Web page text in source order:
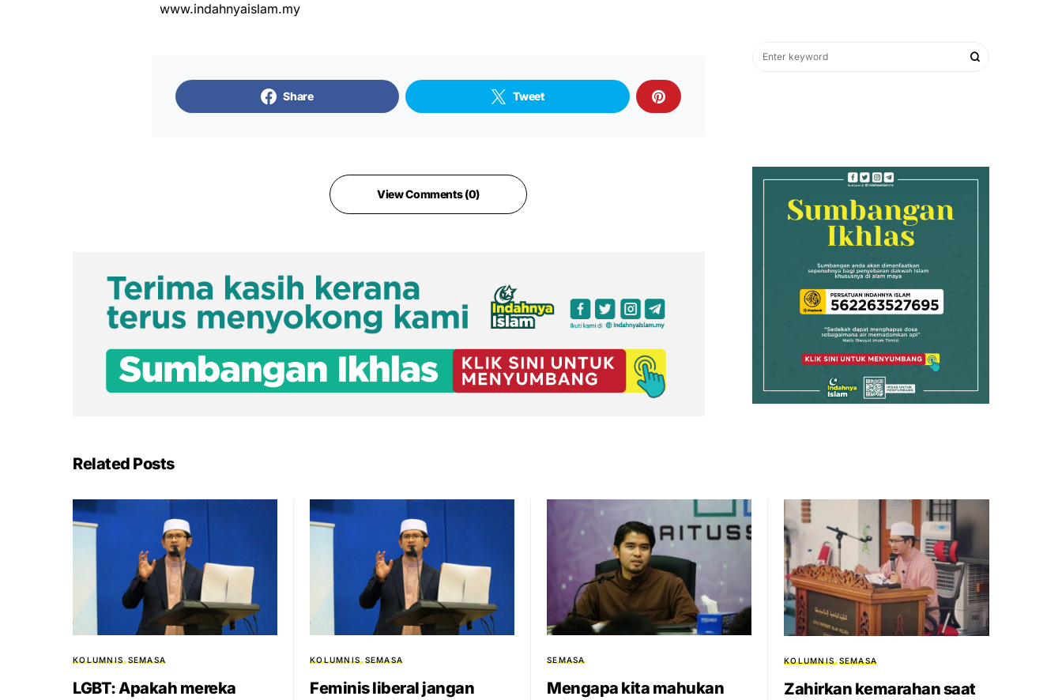
www.indahnyaislam.my
Share Tweet
View Comments (0)
Related Posts
KOLUMNIS SEMASA
LGBT: Apakah mereka
KOLUMNIS SEMASA
Feminis liberal jangan
SEMASA
Mengapa kita mahukan
KOLUMNIS SEMASA
Zahirkan kemarahan saat